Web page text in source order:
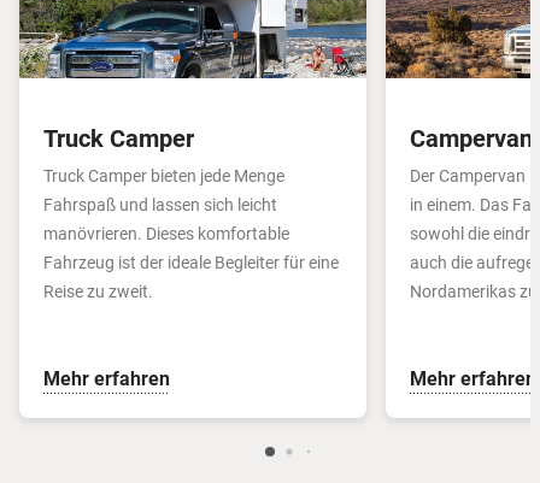
Truck Camper
Truck Camper bieten jede Menge
Fahrspaß und lassen sich leicht
manövrieren. Dieses komfortable
Fahrzeug ist der ideale Begleiter für eine
Reise zu zweit.
Mehr erfahren
Campervan
Der Campervan
in einem. Das
sowohl die
auch die
Nordamerikas
Mehr erfahren